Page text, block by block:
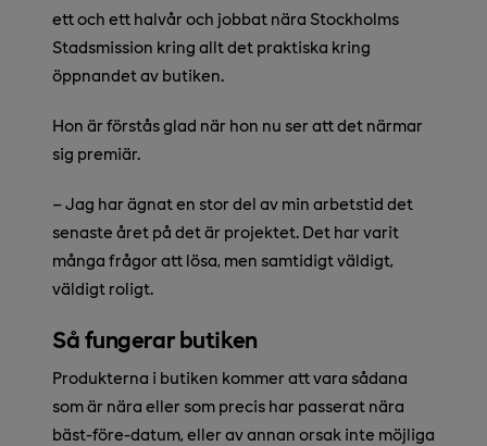
ett och ett halvår och jobbat nära Stockholms
Stadsmission kring allt det praktiska kring
öppnandet av butiken.
Hon är förstås glad när hon nu ser att det närmar
sig premiär.
– Jag har ägnat en stor del av min arbetstid det
senaste året på det är projektet. Det har varit
många frågor att lösa, men samtidigt väldigt,
väldigt roligt.
Så fungerar butiken
Produkterna i butiken kommer att vara sådana
som är nära eller som precis har passerat nära
bäst-före-datum, eller av annan orsak inte möjliga